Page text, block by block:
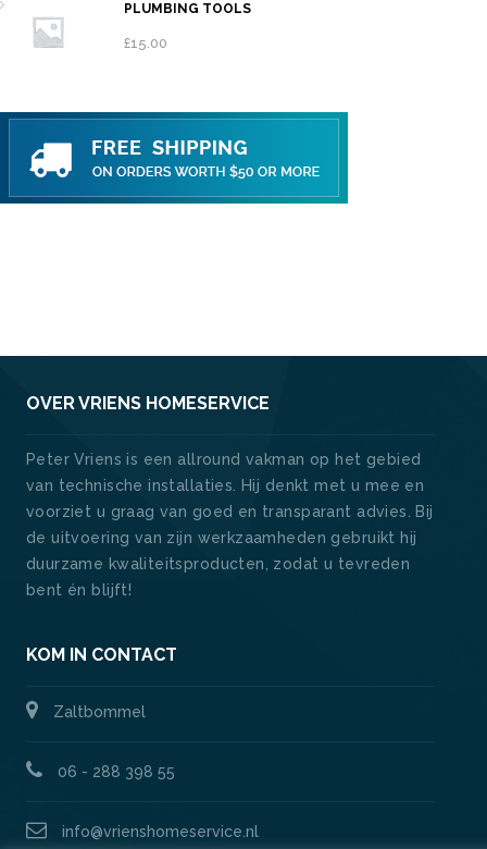
PLUMBING TOOLS
£15.00
OVER VRIENS HOMESERVICE
Peter Vriens is een allround vakman op het gebied
van technische installaties. Hij denkt met u mee en
voorziet u graag van goed en transparant advies. Bij
de uitvoering van zijn werkzaamheden gebruikt hij
duurzame kwaliteitsproducten, zodat u tevreden
bent én blijft!
KOM IN CONTACT
Zaltbommel
06 - 288 398 55
info@vrienshomeservice.nl